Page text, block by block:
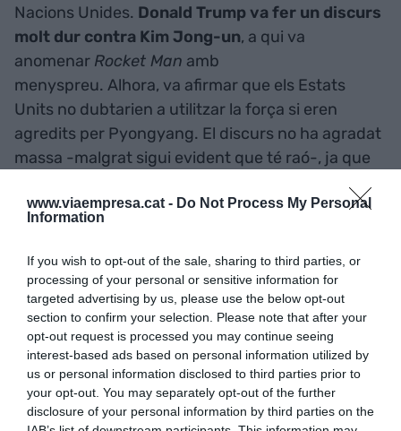
www.viaempresa.cat - Do Not Process My Personal
Information
If you wish to opt-out of the sale, sharing to third parties, or
processing of your personal or sensitive information for
targeted advertising by us, please use the below opt-out
section to confirm your selection. Please note that after your
opt-out request is processed you may continue seeing
interest-based ads based on personal information utilized by
us or personal information disclosed to third parties prior to
your opt-out. You may separately opt-out of the further
disclosure of your personal information by third parties on the
Nacions Unides. Donald Trump va fer un discurs
molt dur contra Kim Jong-un, a qui va
anomenar Rocket Man amb
menyspreu. Alhora, va afirmar que els Estats
Units no dubtarien a utilitzar la força si eren
agredits per Pyongyang. El discurs no ha agradat
massa -malgrat sigui evident que té raó-, ja que
pas per amenaçar amb l'ús de la força.
El discurs de Trump a l'ONU
no ha agradat massa ja
que Nacions Unides és un
fòrum per fer la pau i no per
amenaçar amb l'ús de la